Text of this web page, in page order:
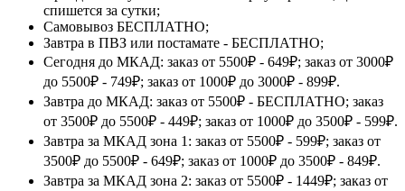
спишется за сутки;
Самовывоз БЕСПЛАТНО;
Завтра в ПВЗ или постамате - БЕСПЛАТНО;
Сегодня до МКАД: заказ от 5500₽ - 649₽; заказ от 3000₽
до 5500₽ - 749₽; заказ от 1000₽ до 3000₽ - 899₽.
Завтра до МКАД: заказ от 5500₽ - БЕСПЛАТНО; заказ
от 3500₽ до 5500₽ - 449₽; заказ от 1000₽ до 3500₽ - 599₽.
Завтра за МКАД зона 1: заказ от 5500₽ - 599₽; заказ от
3500₽ до 5500₽ - 649₽; заказ от 1000₽ до 3500₽ - 849₽.
Завтра за МКАД зона 2: заказ от 5500₽ - 1449₽; заказ от